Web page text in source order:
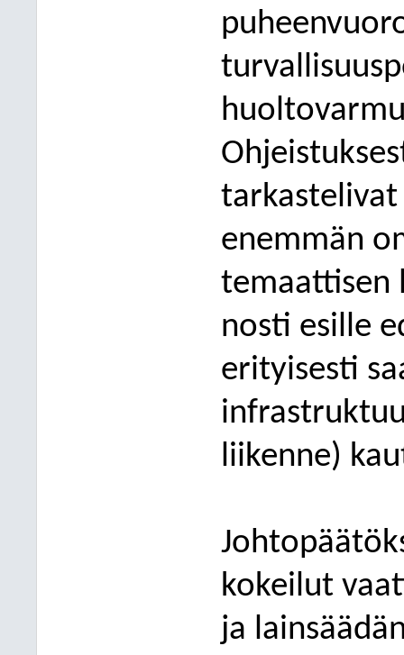
tarkastelivat
enemmän
temaattisen
nosti esille
erityisesti
liikenne)
kokeilut
ja